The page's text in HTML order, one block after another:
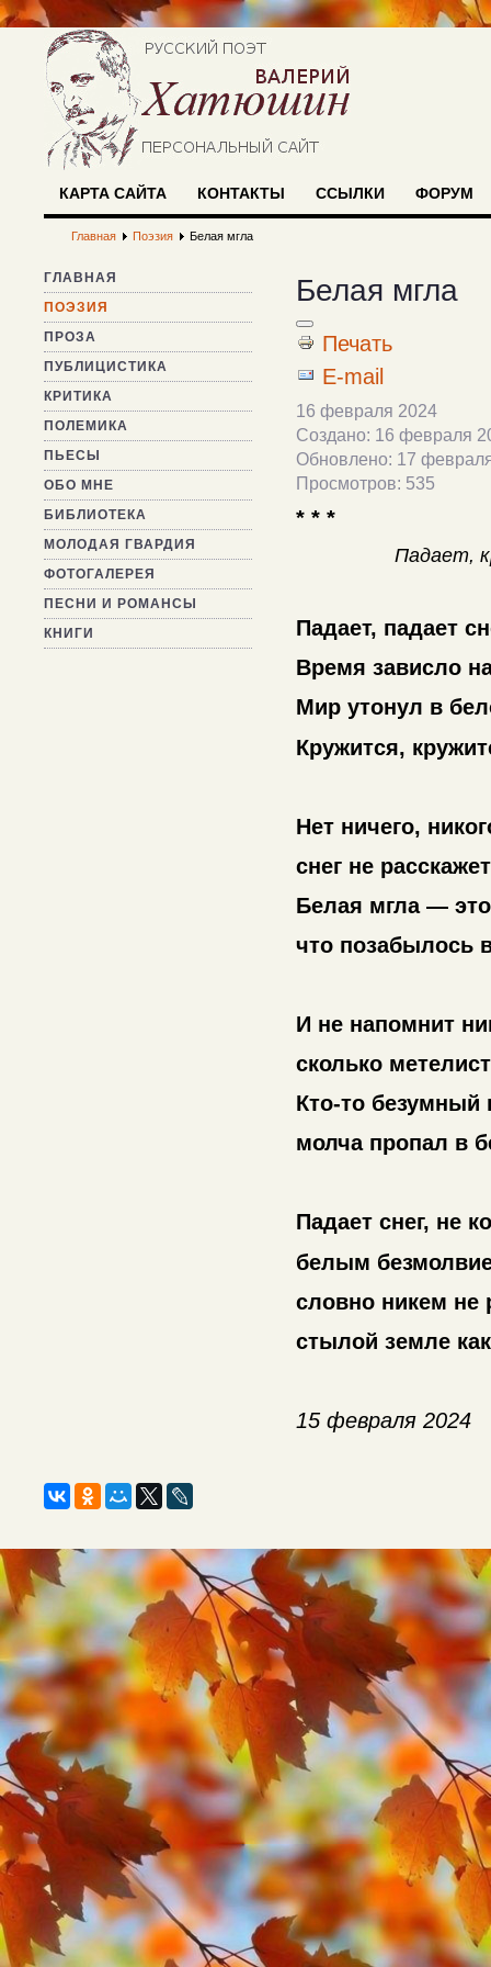
КАРТА САЙТА КОНТАКТЫ ССЫЛКИ ФОРУМ
Главная Поэзия Белая мгла
ГЛАВНАЯ
ПОЭЗИЯ
ПРОЗА
ПУБЛИЦИСТИКА
КРИТИКА
ПОЛЕМИКА
ПЬЕСЫ
ОБО МНЕ
БИБЛИОТЕКА
МОЛОДАЯ ГВАРДИЯ
ФОТОГАЛЕРЕЯ
ПЕСНИ И РОМАНСЫ
КНИГИ
Белая мгла
Печать
E-mail
16 февраля 2024
Создано: 16 февраля
Обновлено: 17
Просмотров: 535
* * *
Падает,
Падает, падает
Время зависло
Мир утонул в
Кружится,
Нет ничего,
снег не
Белая мгла —
что позабылось
И не напомнит
сколько
Кто-то безумный
молча пропал в
Падает снег, не
белым
словно никем не
стылой земле
15 февраля 2024